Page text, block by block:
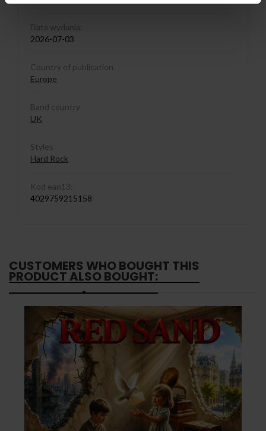
Data wydania:
2026-07-03
Country of publication
Europe
Band country
UK
Styles
Hard Rock
Kod ean13:
4029759215158
CUSTOMERS WHO BOUGHT THIS
PRODUCT ALSO BOUGHT: